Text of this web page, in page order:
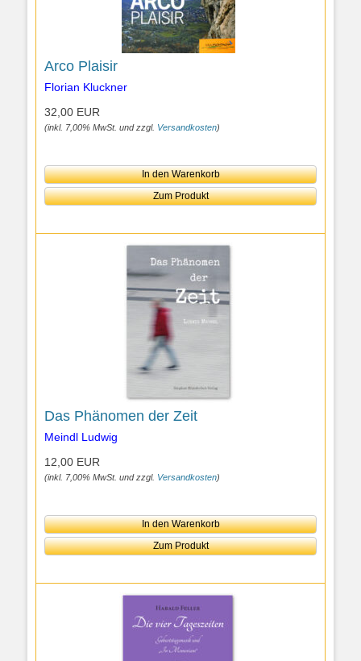
Arco Plaisir
Florian Kluckner
32,00 EUR
(inkl. 7,00% MwSt. und zzgl. Versandkosten)
In den Warenkorb
Zum Produkt
Das Phänomen der Zeit
Meindl Ludwig
12,00 EUR
(inkl. 7,00% MwSt. und zzgl. Versandkosten)
In den Warenkorb
Zum Produkt